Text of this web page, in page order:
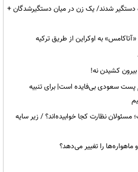
دستگیر شدند/ یک زن در میان دستگیرشدگان +
به اوکراین از طریق ترکیه
بیرون کشیدن نه!
پست سعودی بی‌فایده است| برای تنبیه
نظارت کجا خوابیده‌اند؟ / زیر سایه
را تغییر می‌دهد؟